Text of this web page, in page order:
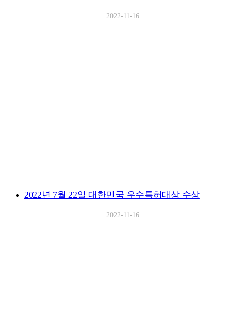
2022-11-16
2022년 7월 22일 대한민국 우수특허대상 수상
2022-11-16